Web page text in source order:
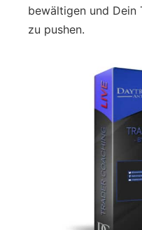
bewältigen und Dein
zu pushen.